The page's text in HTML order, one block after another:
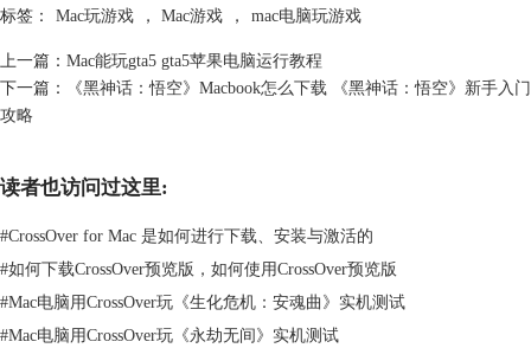
另外，游戏中的敌人设计也非常独特，每个敌人都有其独特的攻击方式和
弱点，玩家需要通过不断尝试和失败来找到应对方法，游戏充满挑战，打
标签： Mac玩游戏 ， Mac游戏 ， mac电脑玩游戏
上一篇： Mac能玩gta5 gta5苹果电脑运行教程
下一篇：
《黑神话：悟空》Macbook怎么下载 《黑神话：悟空》新手入门
攻略
读者也访问过这里:
#CrossOver for Mac 是如何进行下载、安装与激活的
#如何下载CrossOver预览版，如何使用CrossOver预览版
#Mac电脑用CrossOver玩《生化危机：安魂曲》实机测试
#Mac电脑用CrossOver玩《永劫无间》实机测试